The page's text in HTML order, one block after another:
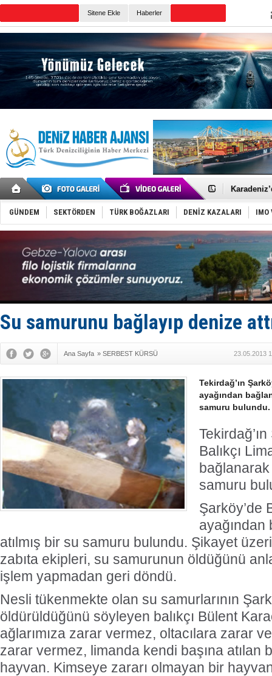
Sitene Ekle Haberler
Yakıt
Tatil
Rusya,
Enejota
Denizcilik
‘14.
Taksi
TÜRKLİM
SOCAR da
GÜNDEM SEKTÖRDEN TÜRK BOĞAZLARI DENİZ KAZALARI IMO
Su samurunu bağlayıp denize
Ana Sayfa » SERBEST KÜRSÜ 23.05.2013
Tekirdağ’ın
ayağından
samuru bulundu.
Balıkçı
bağlanarak
samuru
Şarköy’de
atılmış bir su samuru bulundu. Şikayet
zabıta ekipleri, su samurunun öldüğünü
işlem yapmadan geri döndü.
Nesli tükenmekte olan su samurlarının
öldürüldüğünü söyleyen balıkçı Bülent
ağlarımıza zarar vermez, oltacılara zarar
zarar vermez, limanda kendi başına atılan
hayvan. Kimseye zararı olmayan bir